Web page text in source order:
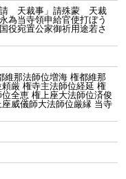
天裁事」請殊蒙 天裁
為当寺領申給官使打ぼう
役宛置公家御祈用途若さ
維那法師位増海 権都維那
厳 権寺主法師位経延 権
全恵 権上座大法師位済俊
威儀師大法師位厳縁 当寺